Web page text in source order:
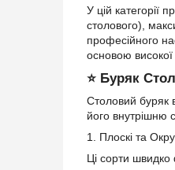
У цій категорії
столового),
професійного
основою високої
⭐ Буряк
Столовий буряк
його внутрішню
1. Плоскі та
Ці сорти швидко